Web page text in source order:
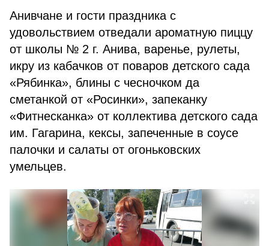
Анивчане и гости праздника с
удовольствием отведали ароматную пиццу
от школы № 2 г. Анива, варенье, рулеты,
икру из кабачков от поваров детского сада
«Рябинка», блины с чесночком да
сметанкой от «Росинки», запеканку
«Фитнесканка» от коллектива детского сада
им. Гагарина, кексы, запеченные в соусе
палочки и салаты от огоньковских
умельцев.